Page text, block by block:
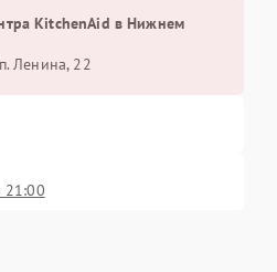
KitchenAid в Нижнем
Ленина, 22
21:00